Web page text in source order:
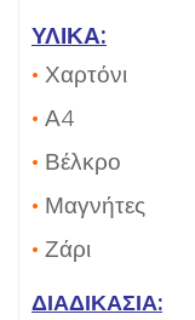
ΥΛΙΚΑ:
• Χαρτόνι
• Α4
• Βέλκρο
• Μαγνήτες
• Ζάρι
ΔΙΑΔΙΚΑΣΙΑ: